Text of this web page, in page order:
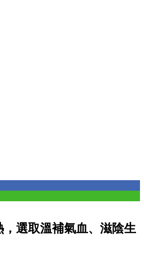
選取溫補氣血、滋陰生